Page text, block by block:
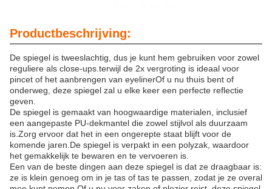
Productbeschrijving:
De spiegel is tweeslachtig, dus je kunt hem gebruiken voor zowel
reguliere als close-ups.terwijl de 2x vergroting is ideaal voor
pincet of het aanbrengen van eyelinerOf u nu thuis bent of
onderweg, deze spiegel zal u elke keer een perfecte reflectie
geven.
De spiegel is gemaakt van hoogwaardige materialen, inclusief
een aangepaste PU-dekmantel die zowel stijlvol als duurzaam
is.Zorg ervoor dat het in een ongerepte staat blijft voor de
komende jaren.De spiegel is verpakt in een polyzak, waardoor
het gemakkelijk te bewaren en te vervoeren is.
Een van de beste dingen aan deze spiegel is dat ze draagbaar is:
ze is klein genoeg om in je tas of tas te passen, zodat je ze overal